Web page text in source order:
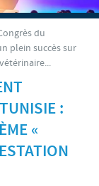
du
plein succès sur
:
«